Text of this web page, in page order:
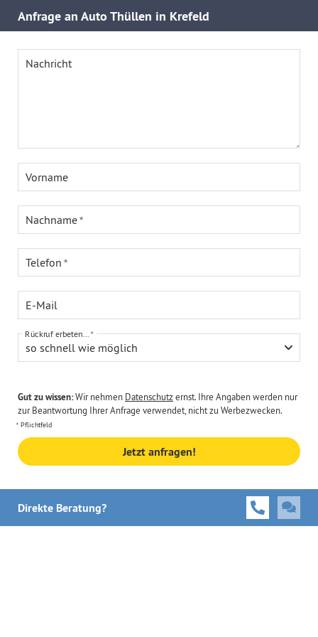
Anfrage an Auto Thüllen in Krefeld
Nachricht
Vorname
Nachname
Telefon
E-Mail
so schnell wie möglich
Rückruf erbeten...
Gut zu wissen:Wir nehmen Datenschutzernst. Ihre Angaben werden nur
zur Beantwortung Ihrer Anfrage verwendet, nicht zu Werbezwecken.
Pflichtfeld
Jetzt anfragen!
Direkte Beratung?